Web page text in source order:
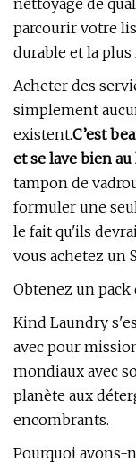
nettoyage de
parcourir votre
durable et la
Acheter des
simplement
existent.C’est
et se lave bien au
tampon de
formuler une
le fait qu'ils
vous achetez un
Obtenez un pack
Kind Laundry
avec pour
mondiaux avec
planète aux
encombrants.
Pourquoi avons-